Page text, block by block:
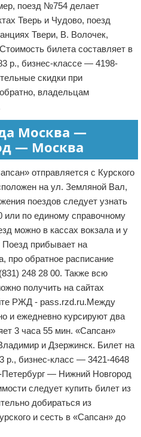
поезд №754 делает
Тверь и Чудово, поезд
Твери, В. Волочек,
билета составляет в
р., бизнес-классе — 4198-
скидки при
владельцам
Москва —
— Москва
отправляется с Курского
на ул. Земляной Вал,
поездов следует узнать
или по единому справочному
можно в кассах вокзала и у
Поезд прибывает на
про обратное расписание
248 28 00. Также всю
получить на сайтах
РЖД - pass.rzd.ru.Между
и ежедневно курсируют два
3 часа 55 мин. «Сапсан»
и Дзержинск. Билет на
р., бизнес-класс — 3421-4648
— Нижний Новгород
следует купить билет из
добираться из
и сесть в «Сапсан» до